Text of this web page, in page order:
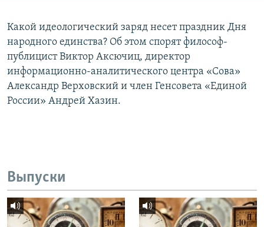
Какой идеологический заряд несет праздник Дня
народного единства? Об этом спорят философ-
публицист Виктор Аксючиц, директор
информационно-аналитического центра «Сова»
Александр Верховский и член Генсовета «Единой
России» Андрей Хазин.
Выпуски